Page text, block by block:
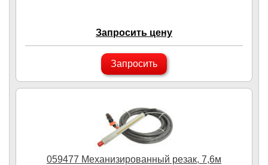
Запросить цену
Запросить
059477 Механизированный резак, 7,6м